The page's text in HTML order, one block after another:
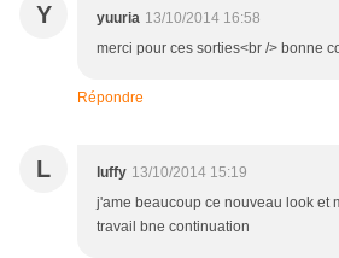
Y yuuria 13/10/2014 16:58
merci pour ces sorties<br /> bonne
Répondre
L luffy 13/10/2014 15:19
j'ame beaucoup ce nouveau look et
travail bne continuation